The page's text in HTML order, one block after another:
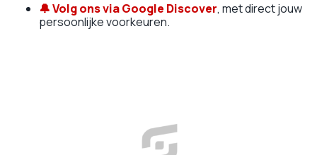
🔔 Volg ons via Google Discover, met direct jouw
persoonlijke voorkeuren.